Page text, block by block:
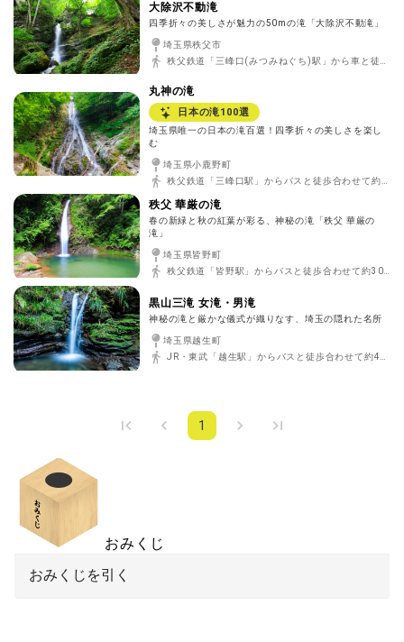
大除沢不動滝
四季折々の美しさが魅力の50mの滝「大除沢不動滝」
埼玉県秩父市
丸神の滝
日本の滝100選
埼玉県唯一の日本の滝百選！四季折々の美しさを楽し
む
埼玉県小鹿野町
秩父 華厳の滝
春の新緑と秋の紅葉が彩る、神秘の滝「秩父 華厳の
滝」
埼玉県皆野町
黒山三滝 女滝・男滝
神秘の滝と厳かな儀式が織りなす、埼玉の隠れた名所
埼玉県越生町
JR・東武「越生駅」からバスと徒歩合わせて約45分
1
おみくじ
おみくじを引く